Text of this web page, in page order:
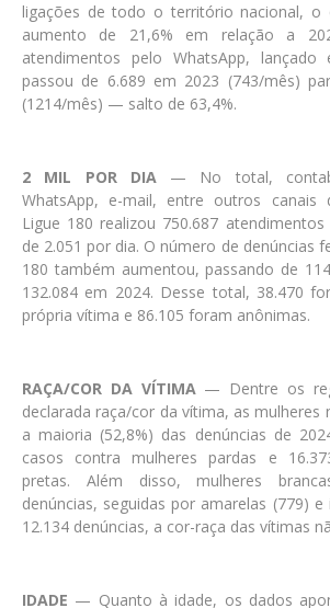
ligações de todo o território nacional, o
aumento de 21,6% em relação a
atendimentos pelo WhatsApp,
passou de 6.689 em 2023 (743/mês)
(1214/mês) — salto de 63,4%.
2 MIL POR DIA— No total,
WhatsApp, e-mail, entre outros canais
Ligue 180 realizou 750.687
de 2.051 por dia. O número de denúncias
180 também aumentou, passando de
132.084 em 2024. Desse total, 38.470
própria vítima e 86.105 foram anônimas.
RAÇA/COR DA VÍTIMA— Dentre os
declarada raça/cor da vítima, as mulheres
a maioria (52,8%) das denúncias de
casos contra mulheres pardas e
pretas. Além disso, mulheres
denúncias, seguidas por amarelas (779) e
12.134 denúncias, a cor-raça das vítimas
IDADE — Quanto à idade, os dados